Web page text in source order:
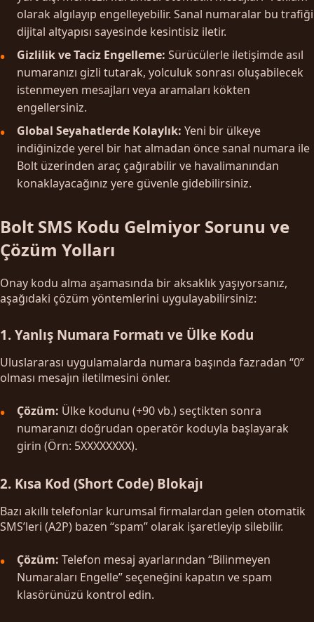
olarak algılayıp engelleyebilir. Sanal numaralar bu trafiği
dijital altyapısı sayesinde kesintisiz iletir.
Gizlilik ve Taciz Engelleme: Sürücülerle iletişimde asıl
numaranızı gizli tutarak, yolculuk sonrası oluşabilecek
istenmeyen mesajları veya aramaları kökten
engellersiniz.
Global Seyahatlerde Kolaylık: Yeni bir ülkeye
indiğinizde yerel bir hat almadan önce sanal numara ile
Bolt üzerinden araç çağırabilir ve havalimanından
konaklayacağınız yere güvenle gidebilirsiniz.
Bolt SMS Kodu Gelmiyor Sorunu ve
Çözüm Yolları
Onay kodu alma aşamasında bir aksaklık yaşıyorsanız,
aşağıdaki çözüm yöntemlerini uygulayabilirsiniz:
1. Yanlış Numara Formatı ve Ülke Kodu
Uluslararası uygulamalarda numara başında fazradan “0”
olması mesajın iletilmesini önler.
Çözüm: Ülke kodunu (+90 vb.) seçtikten sonra
numaranızı doğrudan operatör koduyla başlayarak
girin (Örn: 5XXXXXXXX).
2. Kısa Kod (Short Code) Blokajı
Bazı akıllı telefonlar kurumsal firmalardan gelen otomatik
SMS’leri (A2P) bazen “spam” olarak işaretleyip silebilir.
Çözüm: Telefon mesaj ayarlarından “Bilinmeyen
Numaraları Engelle” seçeneğini kapatın ve spam
klasörünüzü kontrol edin.